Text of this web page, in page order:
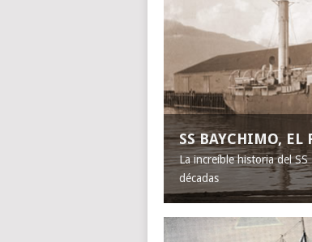
SS BAYCHIMO, EL
La increíble historia del
décadas